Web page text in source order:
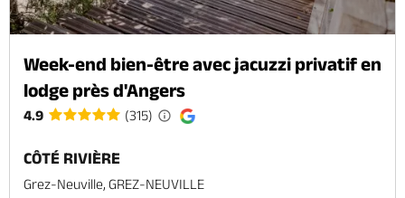
Week-end bien-être avec jacuzzi privatif en
lodge près d'Angers
4.9 (315)
CÔTÉ RIVIÈRE
Grez-Neuville, GREZ-NEUVILLE